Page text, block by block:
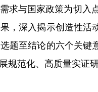
求与国家政策为切入
，深入揭示创造性
题至结论的六个关
规范化、高质量实证